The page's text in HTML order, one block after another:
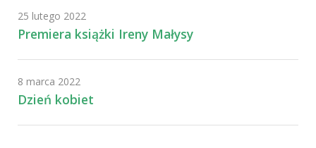
25 lutego 2022
Premiera książki Ireny Małysy
8 marca 2022
Dzień kobiet